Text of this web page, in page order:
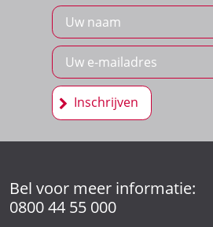
Inschrijven
Bel voor meer informatie:
0800 44 55 000